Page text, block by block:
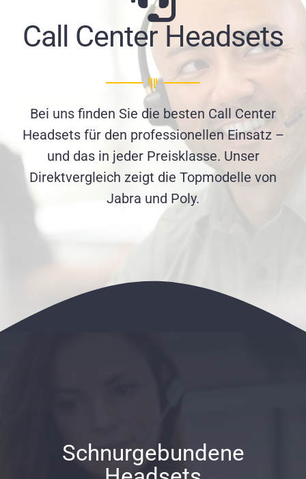
Call Center Headsets
Bei uns finden Sie die besten Call Center
Headsets für den professionellen Einsatz –
und das in jeder Preisklasse. Unser
Direktvergleich zeigt die Topmodelle von
Jabra und Poly.
Schnurgebundene